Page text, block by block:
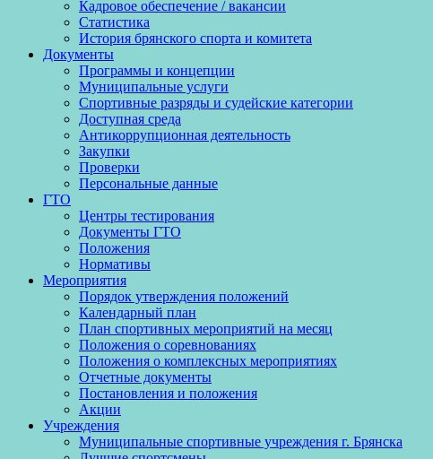
Кадровое обеспечение / вакансии
Статистика
История брянского спорта и комитета
Документы
Программы и концепции
Муниципальные услуги
Спортивные разряды и судейские категории
Доступная среда
Антикоррупционная деятельность
Закупки
Проверки
Персональные данные
ГТО
Центры тестирования
Документы ГТО
Положения
Нормативы
Мероприятия
Порядок утверждения положений
Календарный план
План спортивных мероприятий на месяц
Положения о соревнованиях
Положения о комплексных мероприятиях
Отчетные документы
Постановления и положения
Акции
Учреждения
Муниципальные спортивные учреждения г. Брянска